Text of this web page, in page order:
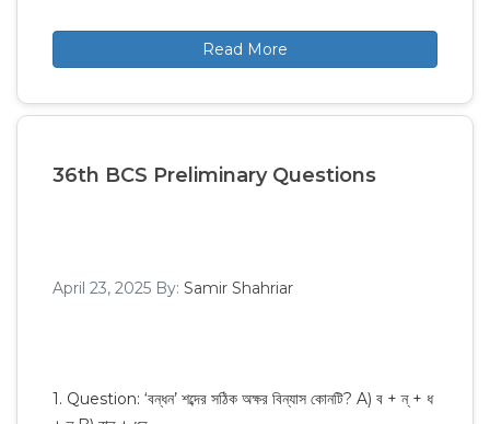
Read More
36th BCS Preliminary Questions
April 23, 2025 By: Samir Shahriar
1. Question: ‘বন্ধন’ শব্দের সঠিক অক্ষর বিন্যাস কোনটি? A) ব + ন্‌ + ধ